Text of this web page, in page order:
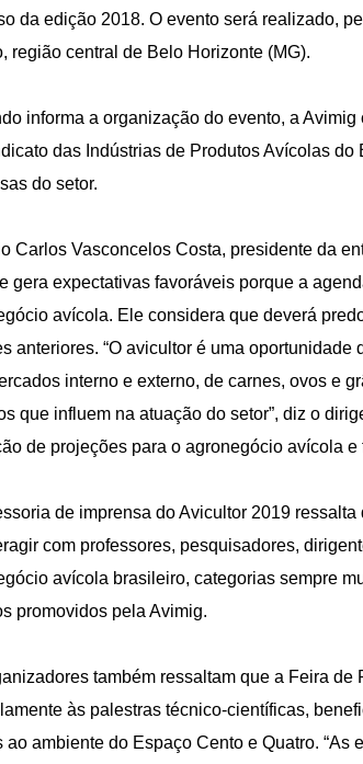
da edição 2018. O evento será realizado,
região central de Belo Horizonte (MG).
informa a organização do evento, a
das Indústrias de Produtos Avícolas
do setor.
Carlos Vasconcelos Costa, presidente da
gera expectativas favoráveis porque a
avícola. Ele considera que deverá
anteriores. “O avicultor é uma
interno e externo, de carnes, ovos e
que influem na atuação do setor”, diz o
de projeções para o agronegócio avícola
de imprensa do Avicultor 2019
com professores, pesquisadores,
avícola brasileiro, categorias sempre
promovidos pela Avimig.
também ressaltam que a Feira
às palestras técnico-científicas,
ao ambiente do Espaço Cento e Quatro.